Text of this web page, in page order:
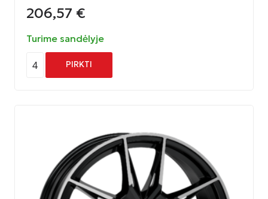
206,57 €
Turime sandėlyje
4 PIRKTI